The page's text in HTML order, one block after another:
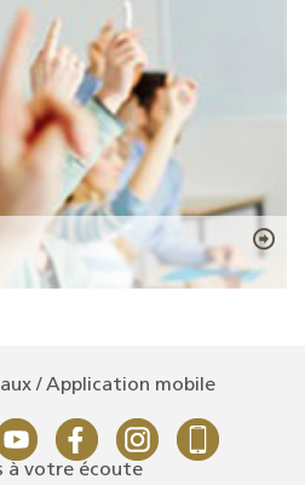
/ Application mobile
à votre écoute